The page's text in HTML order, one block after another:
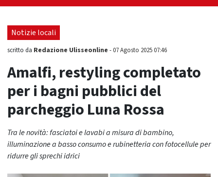
Notizie locali
scritto da Redazione Ulisseonline -07 Agosto 2025 07:46
Amalfi, restyling completato
per i bagni pubblici del
parcheggio Luna Rossa
Tra le novità: fasciatoi e lavabi a misura di bambino,
illuminazione a basso consumo e rubinetteria con fotocellule per
ridurre gli sprechi idrici